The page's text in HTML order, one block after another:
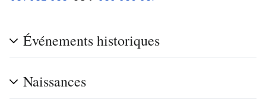
Événements historiques
Naissances